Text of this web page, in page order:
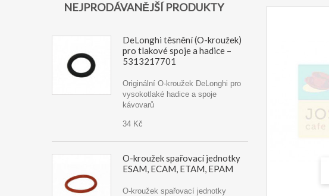
NEJPRODÁVANĚJŠÍ PRODUKTY
DeLonghi těsnění (O-kroužek)
pro tlakové spoje a hadice –
5313217701
Originální O-kroužek DeLonghi pro
vysokotlaké hadice a spoje
kávovarů
34 Kč
O-kroužek spařovací jednotky
ESAM, ECAM, ETAM, EPAM
O-kroužek spařovací jednotky